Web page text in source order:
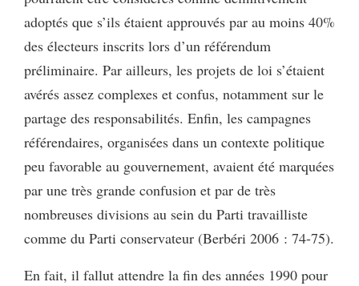
adoptés que s’ils étaient approuvés par au moins 40%
des électeurs inscrits lors d’un référendum
préliminaire. Par ailleurs, les projets de loi s’étaient
avérés assez complexes et confus, notamment sur le
partage des responsabilités. Enfin, les campagnes
référendaires, organisées dans un contexte politique
peu favorable au gouvernement, avaient été marquées
par une très grande confusion et par de très
nombreuses divisions au sein du Parti travailliste
comme du Parti conservateur (Berbéri 2006 : 74-75).
En fait, il fallut attendre la fin des années 1990 pour